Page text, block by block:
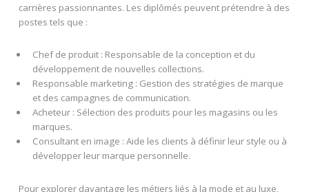
carrières passionnantes. Les diplômés peuvent prétendre à des
postes tels que :
Chef de produit : Responsable de la conception et du
développement de nouvelles collections.
Responsable marketing : Gestion des stratégies de marque
et des campagnes de communication.
Acheteur : Sélection des produits pour les magasins ou les
marques.
Consultant en image : Aide les clients à définir leur style ou à
développer leur marque personnelle.
Pour explorer davantage les métiers liés à la mode et au luxe,